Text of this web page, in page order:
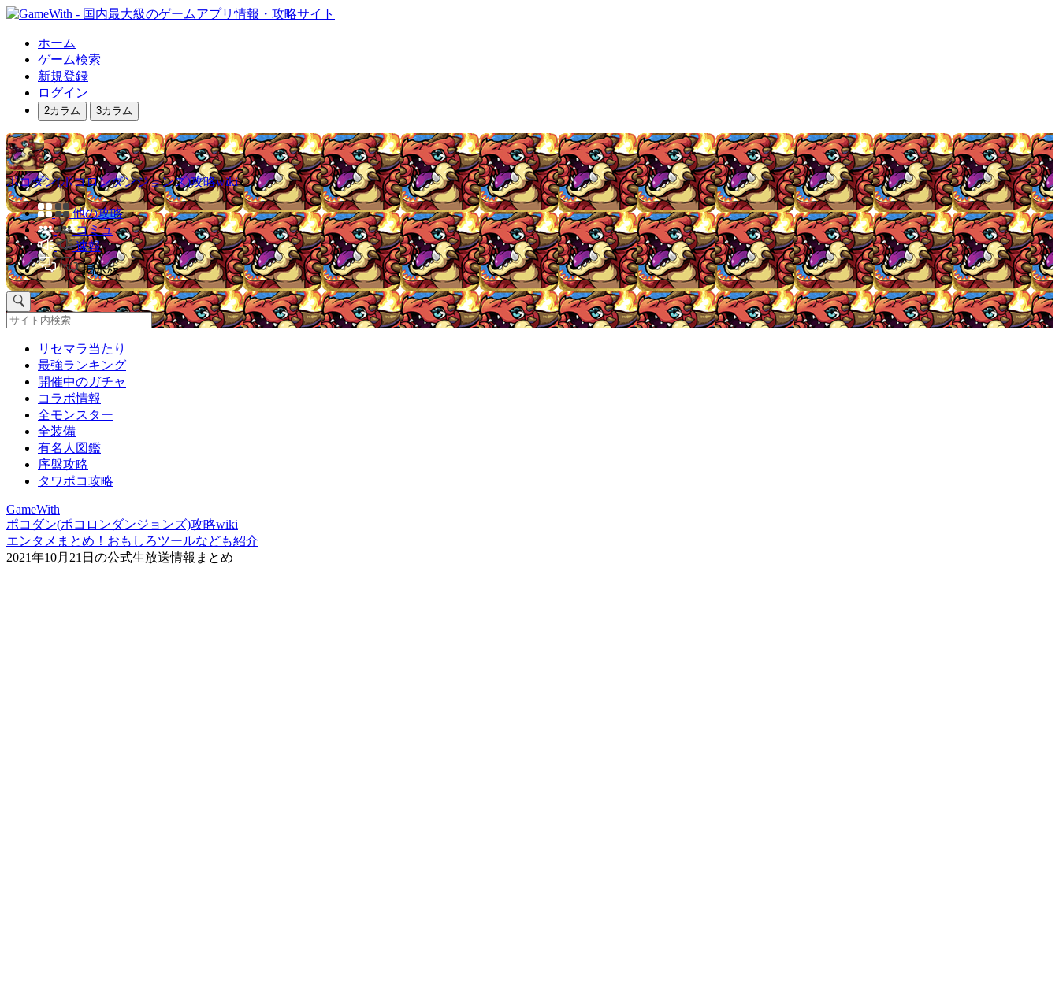
ホーム
ゲーム検索
新規登録
ログイン
2カラム 3カラム
ポコダン(ポコロンダンジョンズ)攻略wiki
他の攻略
コミュ
速報
掲示板
リセマラ当たり
最強ランキング
開催中のガチャ
コラボ情報
全モンスター
全装備
有名人図鑑
序盤攻略
タワポコ攻略
GameWith
ポコダン(ポコロンダンジョンズ)攻略wiki
エンタメまとめ！おもしろツールなども紹介
2021年10月21日の公式生放送情報まとめ